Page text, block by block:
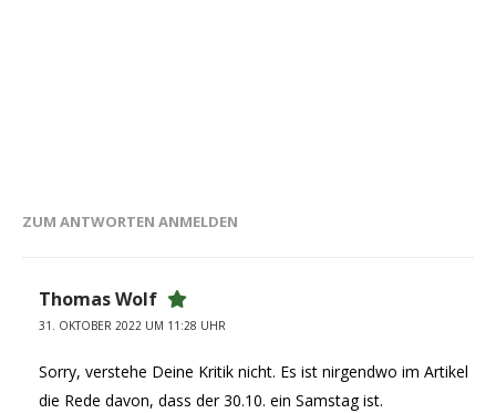
ZUM ANTWORTEN ANMELDEN
Thomas Wolf
31. OKTOBER 2022 UM 11:28 UHR
Sorry, verstehe Deine Kritik nicht. Es ist nirgendwo im Artikel
die Rede davon, dass der 30.10. ein Samstag ist.